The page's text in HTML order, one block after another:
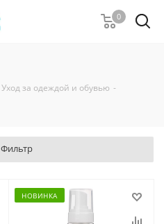
0
Уход за одеждой и обувью -
Фильтр
НОВИНКА